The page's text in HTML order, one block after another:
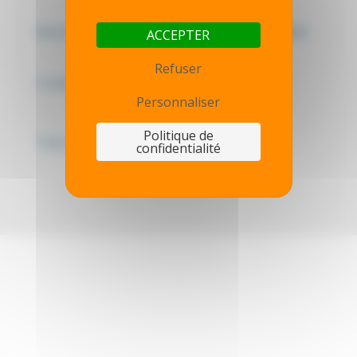
Mentions légales - Politique de confidentialité
ACCEPTER
Refuser
Personnaliser
Politique de
confidentialité